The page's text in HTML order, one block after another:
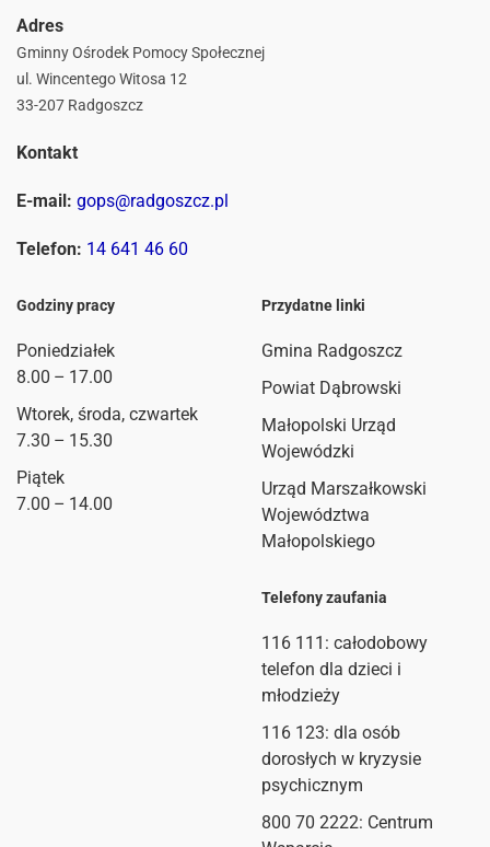
Adres
Gminny Ośrodek Pomocy Społecznej
ul. Wincentego Witosa 12
33-207 Radgoszcz
Kontakt
E-mail: gops@radgoszcz.pl
Telefon: 14 641 46 60
Godziny pracy
Poniedziałek
8.00 – 17.00
Wtorek, środa, czwartek
7.30 – 15.30
Piątek
7.00 – 14.00
Przydatne linki
Gmina Radgoszcz
Powiat Dąbrowski
Małopolski Urząd
Wojewódzki
Urząd Marszałkowski
Województwa
Małopolskiego
Telefony zaufania
116 111 : całodobowy
telefon dla dzieci i
młodzieży
116 123: dla osób
dorosłych w kryzysie
psychicznym
800 70 2222: Centrum